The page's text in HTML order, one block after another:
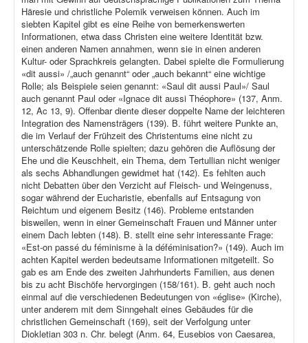
Häresie und christliche Polemik verweisen können. Auch im
siebten Kapitel gibt es eine Reihe von bemerkenswerten
Informationen, etwa dass Christen eine weitere Identität bzw.
einen anderen Namen annahmen, wenn sie in einen anderen
Kultur- oder Sprachkreis gelangten. Dabei spielte die Formulierung
«dit aussi» /„auch genannt“ oder „auch bekannt“ eine wichtige
Rolle; als Beispiele seien genannt: «Saul dit aussi Paul»/ Saul
auch genannt Paul oder «Ignace dit aussi Théophore» (137, Anm.
12, Ac 13, 9). Offenbar diente dieser doppelte Name der leichteren
Integration des Namensträgers (139). B. führt weitere Punkte an,
die im Verlauf der Frühzeit des Christentums eine nicht zu
unterschätzende Rolle spielten; dazu gehören die Auflösung der
Ehe und die Keuschheit, ein Thema, dem Tertullian nicht weniger
als sechs Abhandlungen gewidmet hat (142). Es fehlten auch
nicht Debatten über den Verzicht auf Fleisch- und Weingenuss,
sogar während der Eucharistie, ebenfalls auf Entsagung von
Reichtum und eigenem Besitz (146). Probleme entstanden
bisweilen, wenn in einer Gemeinschaft Frauen und Männer unter
einem Dach lebten (148). B. stellt eine sehr interessante Frage:
«Est-on passé du féminisme à la déféminisation?» (149). Auch im
achten Kapitel werden bedeutsame Informationen mitgeteilt. So
gab es am Ende des zweiten Jahrhunderts Familien, aus denen
bis zu acht Bischöfe hervorgingen (158/161). B. geht auch noch
einmal auf die verschiedenen Bedeutungen von «église» (Kirche),
unter anderem mit dem Sinngehalt eines Gebäudes für die
christlichen Gemeinschaft (169), seit der Verfolgung unter
Diokletian 303 n. Chr. belegt (Anm. 64, Eusebios von Caesarea,